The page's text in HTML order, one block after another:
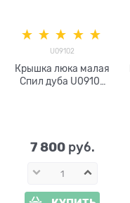
U09102
Крышка люка малая
Спил дуба U09102
7 800 руб.